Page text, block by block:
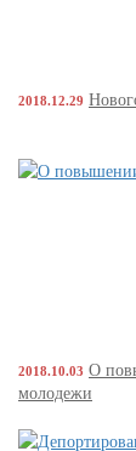
2018.12.29
2018.10.03 О
молодежи